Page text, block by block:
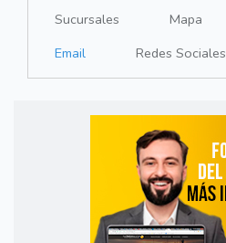
Sucursales Mapa
Email
Redes Sociales